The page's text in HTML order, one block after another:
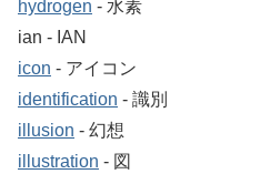
hydrogen ‐ 水素
ian ‐ IAN
icon ‐ アイコン
identification ‐ 識別
illusion ‐ 幻想
illustration ‐ 図